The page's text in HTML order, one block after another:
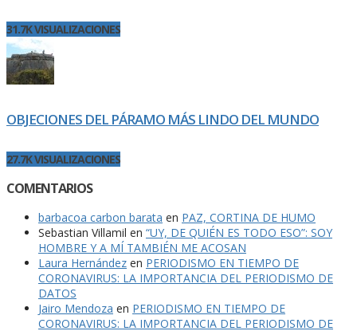
31.7K VISUALIZACIONES
OBJECIONES DEL PÁRAMO MÁS LINDO DEL MUNDO
27.7K VISUALIZACIONES
COMENTARIOS
barbacoa carbon barata en PAZ, CORTINA DE HUMO
Sebastian Villamil en “UY, DE QUIÉN ES TODO ESO”: SOY
HOMBRE Y A MÍ TAMBIÉN ME ACOSAN
Laura Hernández en PERIODISMO EN TIEMPO DE
CORONAVIRUS: LA IMPORTANCIA DEL PERIODISMO DE
DATOS
Jairo Mendoza en PERIODISMO EN TIEMPO DE
CORONAVIRUS: LA IMPORTANCIA DEL PERIODISMO DE